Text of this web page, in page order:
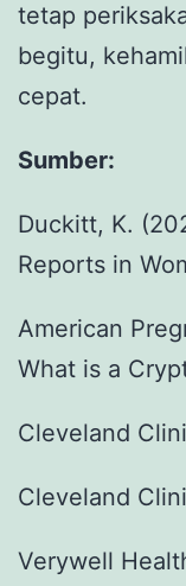
tetap
begitu,
cepat.
Sumber:
Duckitt, K.
Reports in
American
What is a
Cleveland
Cleveland
Verywell